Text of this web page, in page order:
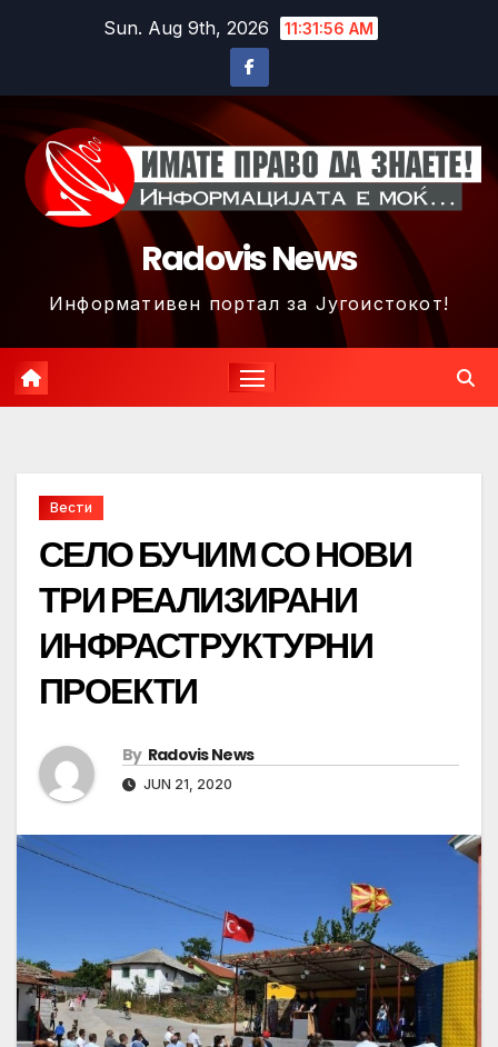
Sun. Aug 9th, 2026 11:31:59 AM
Radovis News
Информативен портал за Југоистокот!
Вести
СЕЛО БУЧИМ СО НОВИ
ТРИ РЕАЛИЗИРАНИ
ИНФРАСТРУКТУРНИ
ПРОЕКТИ
By Radovis News
JUN 21, 2020